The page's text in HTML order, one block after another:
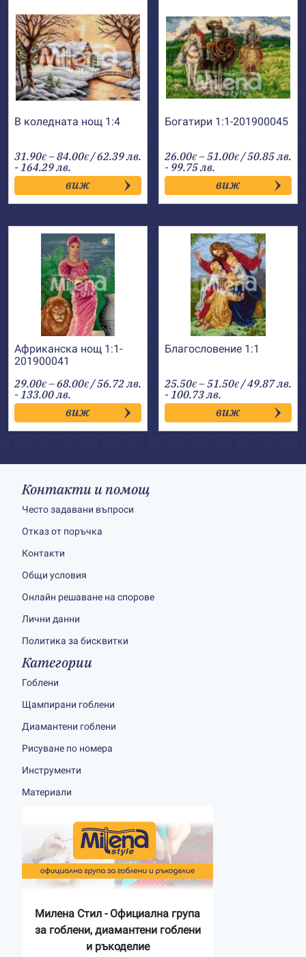
В коледната нощ 1:4
31.90€ –84.00€Price
range:
31.90€
through
84.00€
/ 62.39 лв.
- 164.29 лв.
виж
Богатири 1:1-201900045
26.00€ –51.00€Price
range:
26.00€
through
51.00€
/ 50.85 лв.
- 99.75 лв.
виж
Африканска нощ 1:1-
201900041
29.00€ –68.00€Price
range:
29.00€
through
68.00€
/ 56.72 лв.
- 133.00 лв.
виж
Благословение 1:1
25.50€ –51.50€Price
range:
25.50€
through
51.50€
/ 49.87 лв.
- 100.73 лв.
виж
Контакти и помощ
Често задавани въпроси
Отказ от поръчка
Контакти
Общи условия
Онлайн решаване на спорове
Лични данни
Политика за бисквитки
Категории
Гоблени
Щампирани гоблени
Диамантени гоблени
Рисуване по номера
Инструменти
Материали
Милена Стил - Официална група
за гоблени, диамантени гоблени
и ръкоделие